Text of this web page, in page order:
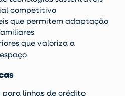
competitivo
que permitem adaptação
que valoriza a
para linhas de crédito